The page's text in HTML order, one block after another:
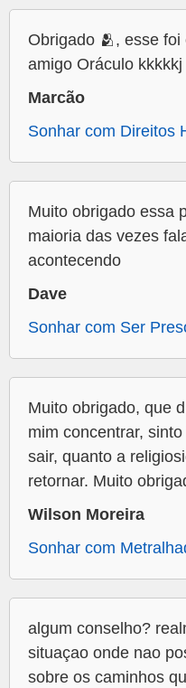
Obrigado 🫂, esse
amigo Oráculo kkkkkj
Marcão
Sonhar com Direitos
Muito obrigado essa
maioria das vezes
acontecendo
Dave
Sonhar com Ser
Muito obrigado, que
mim concentrar,
sair, quanto a
retornar. Muito
Wilson Moreira
Sonhar com
algum conselho?
situaçao onde nao
sobre os caminhos